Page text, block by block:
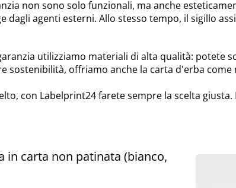
non sono solo funzionali, ma anche
dagli agenti esterni. Allo stesso tempo, il sigillo
utilizziamo materiali di alta qualità: potete
sostenibilità, offriamo anche la carta d'erba
con Labelprint24 farete sempre la scelta
in carta non patinata (bianco,